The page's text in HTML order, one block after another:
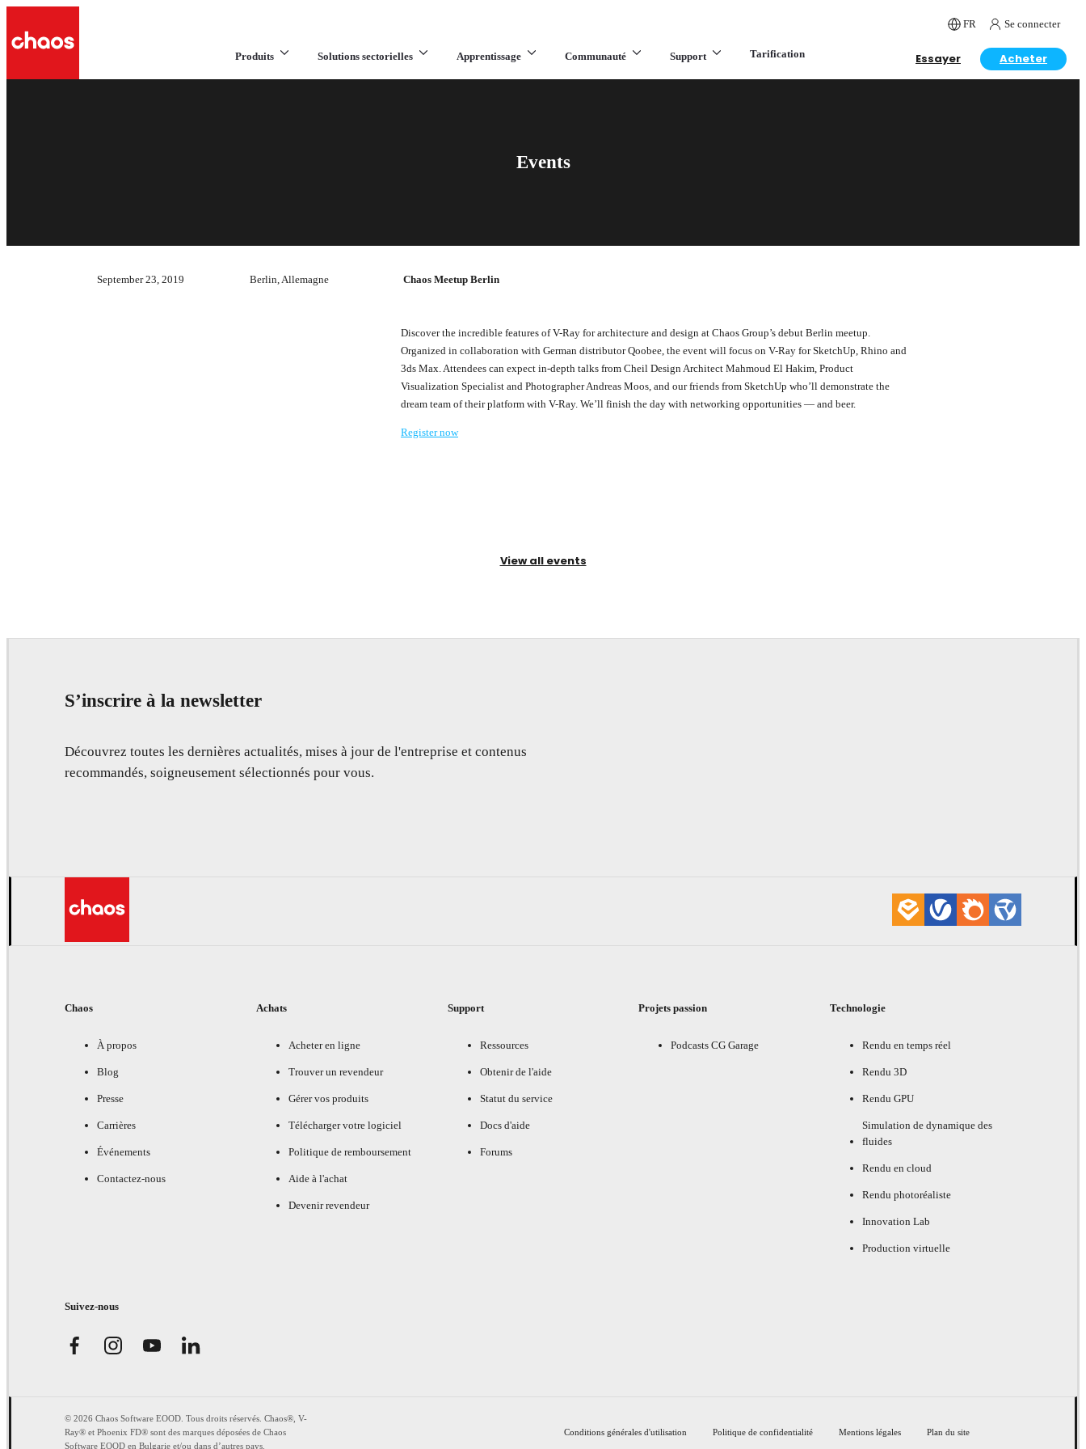
FR Se connecter
Produits Solutions sectorielles Apprentissage Communauté Support Tarification Essayer Acheter
Events
September 23, 2019 Berlin, Allemagne Chaos Meetup Berlin
Discover the incredible features of V-Ray for architecture and design at Chaos Group’s debut Berlin meetup.
Organized in collaboration with German distributor Qoobee, the event will focus on V-Ray for SketchUp, Rhino and
3ds Max. Attendees can expect in-depth talks from Cheil Design Architect Mahmoud El Hakim, Product
Visualization Specialist and Photographer Andreas Moos, and our friends from SketchUp who’ll demonstrate the
dream team of their platform with V-Ray. We’ll finish the day with networking opportunities — and beer.
Register now
View all events
S’inscrire à la newsletter
Découvrez toutes les dernières actualités, mises à jour de l'entreprise et contenus
recommandés, soigneusement sélectionnés pour vous.
Chaos
À propos
Blog
Presse
Carrières
Événements
Contactez-nous
Achats
Acheter en ligne
Trouver un revendeur
Gérer vos produits
Télécharger votre logiciel
Politique de remboursement
Aide à l'achat
Devenir revendeur
Support
Ressources
Obtenir de l'aide
Statut du service
Docs d'aide
Forums
Projets passion
Podcasts CG Garage
Technologie
Rendu en temps réel
Rendu 3D
Rendu GPU
Simulation de dynamique des
fluides
Rendu en cloud
Rendu photoréaliste
Innovation Lab
Production virtuelle
Suivez-nous
© 2026 Chaos Software EOOD. Tous droits réservés. Chaos®, V-
Ray® et Phoenix FD® sont des marques déposées de Chaos
Software EOOD en Bulgarie et/ou dans d’autres pays.
Conditions générales d'utilisation Politique de confidentialité Mentions légales Plan du site